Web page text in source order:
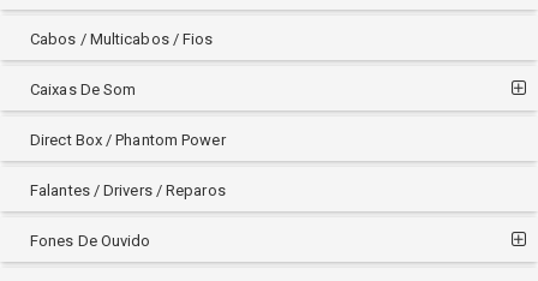
Cabos / Multicabos / Fios
Caixas De Som
Direct Box / Phantom Power
Falantes / Drivers / Reparos
Fones De Ouvido